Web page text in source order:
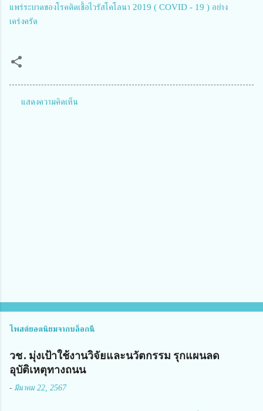
แพร่ระบาดของโรคติดเชื้อไวรัสโคโลนา 2019 ( COVID - 19 ) อย่าง
เคร่งครัด
แสดงความคิดเห็น
โพสต์ยอดนิยมจากบล็อกนี้
วช. มุ่งเป้าใช้งานวิจัยและนวัตกรรม รุกแผนลด
อุบัติเหตุทางถนน
- มีนาคม 22, 2567